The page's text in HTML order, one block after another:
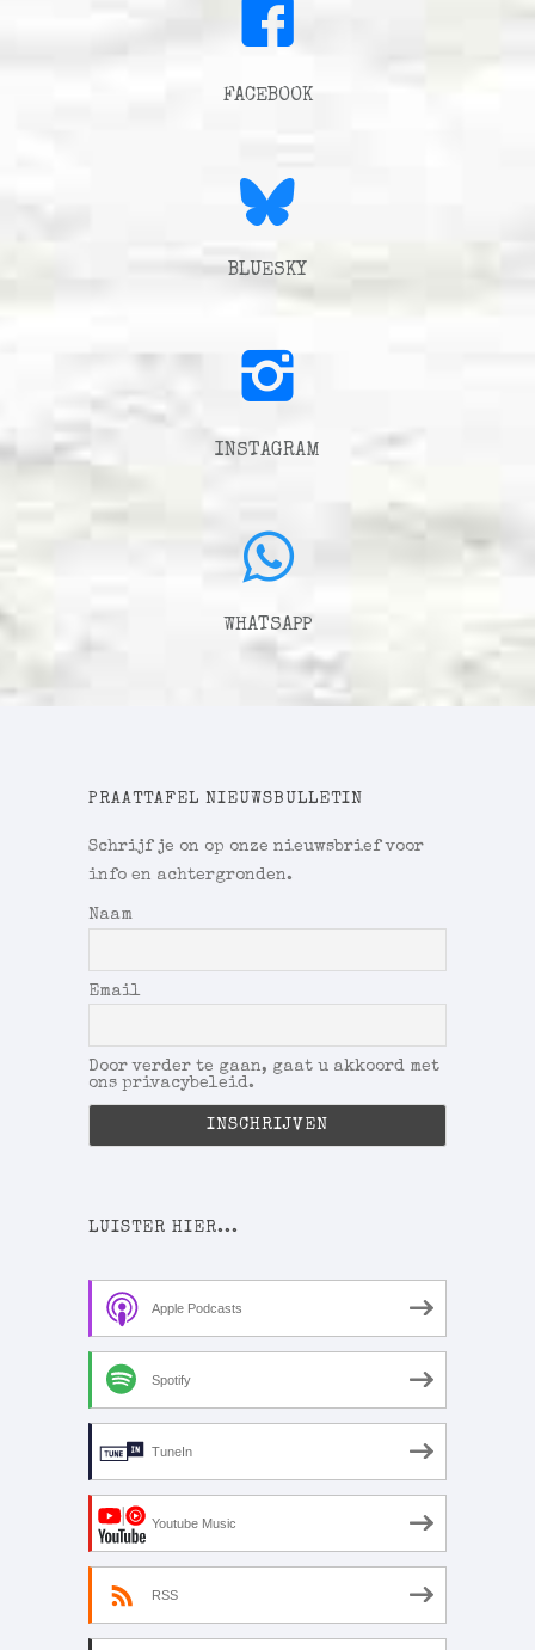
FACEBOOK
BLUESKY
INSTAGRAM
WHATSAPP
PRAATTAFEL NIEUWSBULLETIN
Schrijf je on op onze nieuwsbrief voor
info en achtergronden.
Naam
Email
Door verder te gaan, gaat u akkoord met
ons privacybeleid.
LUISTER HIER...
Apple Podcasts
Spotify
TuneIn
Youtube Music
RSS